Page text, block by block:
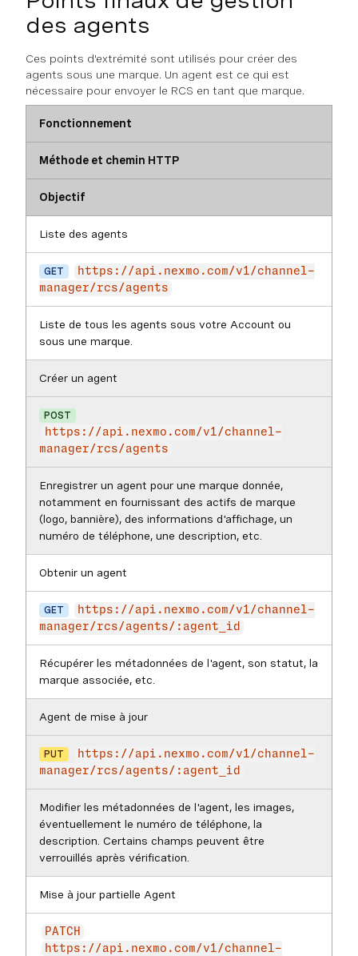
des agents
Ces points d'extrémité sont utilisés pour créer des
agents sous une marque. Un agent est ce qui est
nécessaire pour envoyer le RCS en tant que marque.
Fonctionnement
Méthode et chemin HTTP
Objectif
Liste des agents
GET
https://api.nexmo.com/v1/channel-
manager/rcs/agents
Liste de tous les agents sous votre Account ou
sous une marque.
Créer un agent
POST
https://api.nexmo.com/v1/channel-
manager/rcs/agents
Enregistrer un agent pour une marque donnée,
notamment en fournissant des actifs de marque
(logo, bannière), des informations d'affichage, un
numéro de téléphone, une description, etc.
Obtenir un agent
GET
https://api.nexmo.com/v1/channel-
manager/rcs/agents/:agent_id
Récupérer les métadonnées de l'agent, son statut, la
marque associée, etc.
Agent de mise à jour
PUT
https://api.nexmo.com/v1/channel-
manager/rcs/agents/:agent_id
Modifier les métadonnées de l'agent, les images,
éventuellement le numéro de téléphone, la
description. Certains champs peuvent être
verrouillés après vérification.
Mise à jour partielle Agent
PATCH
https://api.nexmo.com/v1/channel-